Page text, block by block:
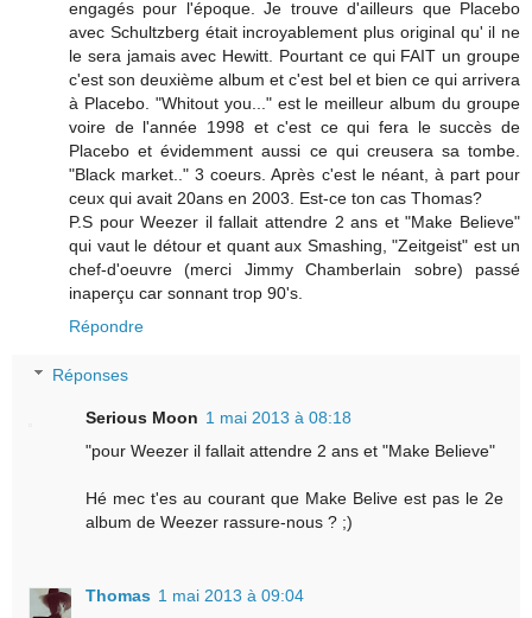
engagés pour l'époque. Je trouve d'ailleurs que Placebo
avec Schultzberg était incroyablement plus original qu' il ne
le sera jamais avec Hewitt. Pourtant ce qui FAIT un groupe
c'est son deuxième album et c'est bel et bien ce qui arrivera
à Placebo. "Whitout you..." est le meilleur album du groupe
voire de l'année 1998 et c'est ce qui fera le succès de
Placebo et évidemment aussi ce qui creusera sa tombe.
"Black market.." 3 coeurs. Après c'est le néant, à part pour
ceux qui avait 20ans en 2003. Est-ce ton cas Thomas?
P.S pour Weezer il fallait attendre 2 ans et "Make Believe"
qui vaut le détour et quant aux Smashing, "Zeitgeist" est un
chef-d'oeuvre (merci Jimmy Chamberlain sobre) passé
inaperçu car sonnant trop 90's.
Répondre
Réponses
Serious Moon 1 mai 2013 à 08:18
"pour Weezer il fallait attendre 2 ans et "Make Believe"
Hé mec t'es au courant que Make Belive est pas le 2e
album de Weezer rassure-nous ? ;)
Thomas 1 mai 2013 à 09:04